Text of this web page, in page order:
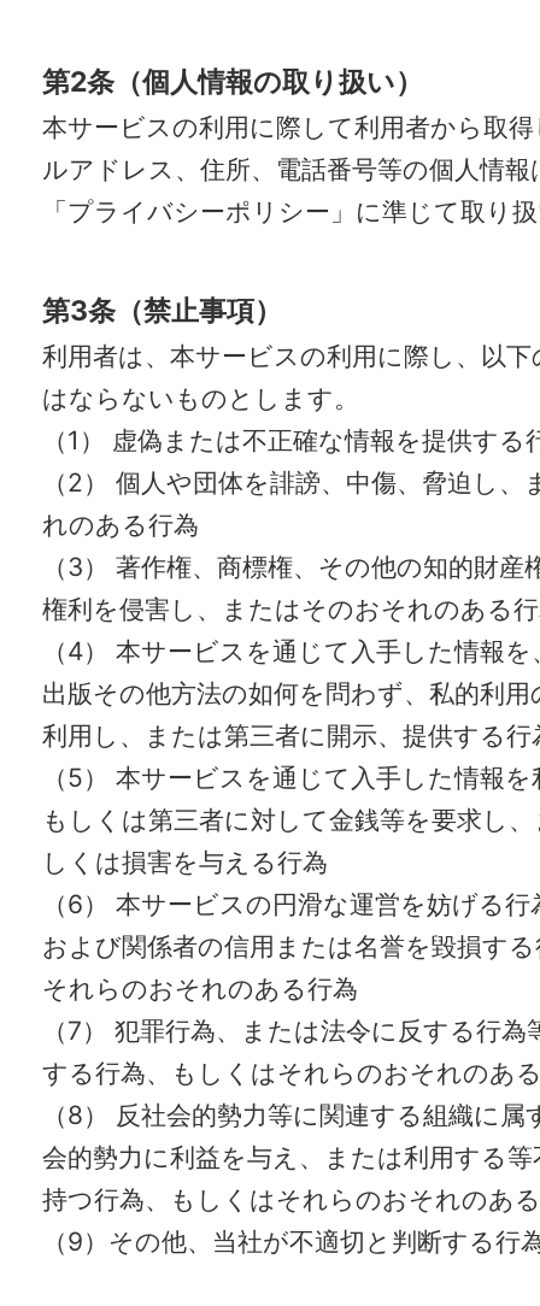
第2条（個人情報の取り扱い）
本サービスの利用に際して利用者から取
ルアドレス、住所、電話番号等の個人情
「プライバシーポリシー」に準じて取り
第3条（禁止事項）
利用者は、本サービスの利用に際し、以
はならないものとします。
（1） 虚偽または不正確な情報を提供する
（2） 個人や団体を誹謗、中傷、脅迫し
れのある行為
（3） 著作権、商標権、その他の知的財産
権利を侵害し、またはそのおそれのある
（4） 本サービスを通じて入手した情報
出版その他方法の如何を問わず、私的利
利用し、または第三者に開示、提供する行
（5） 本サービスを通じて入手した情報
もしくは第三者に対して金銭等を要求し
しくは損害を与える行為
（6） 本サービスの円滑な運営を妨げる
および関係者の信用または名誉を毀損す
それらのおそれのある行為
（7） 犯罪行為、または法令に反する行為
する行為、もしくはそれらのおそれのあ
（8） 反社会的勢力等に関連する組織に属
会的勢力に利益を与え、または利用する
持つ行為、もしくはそれらのおそれのあ
（9）その他、当社が不適切と判断する行